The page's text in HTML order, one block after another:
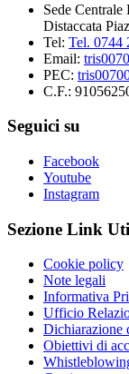
Sede
Distaccata
Tel: Tel. 0744
Email:
PEC:
C.F.:
Seguici su
Facebook
Youtube
Instagram
Sezione Link
Cookie policy
Note legali
Informativa
Ufficio
Dichiarazione
Obiettivi di